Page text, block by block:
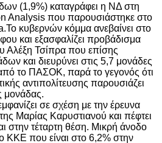
(1,9%) καταγράφει η ΝΔ στη
Analysis που παρουσιάστηκε στο
.Το κυβερνών κόμμα ανεβαίνει στο
και εξασφαλίζει προβάδισμα
Αλέξη Τσίπρα που επίσης
και διευρύνει στις 5,7 μονάδες
το ΠΑΣΟΚ, παρά το γεγονός ότι
αντιπολίτευσης παρουσιάζει
μονάδας.
σε σχέση με την έρευνα
Μαρίας Καρυστιανού και πέφτει
στην τέταρτη θέση. Μικρή άνοδο
ΚΚΕ που είναι στο 6,2% στην